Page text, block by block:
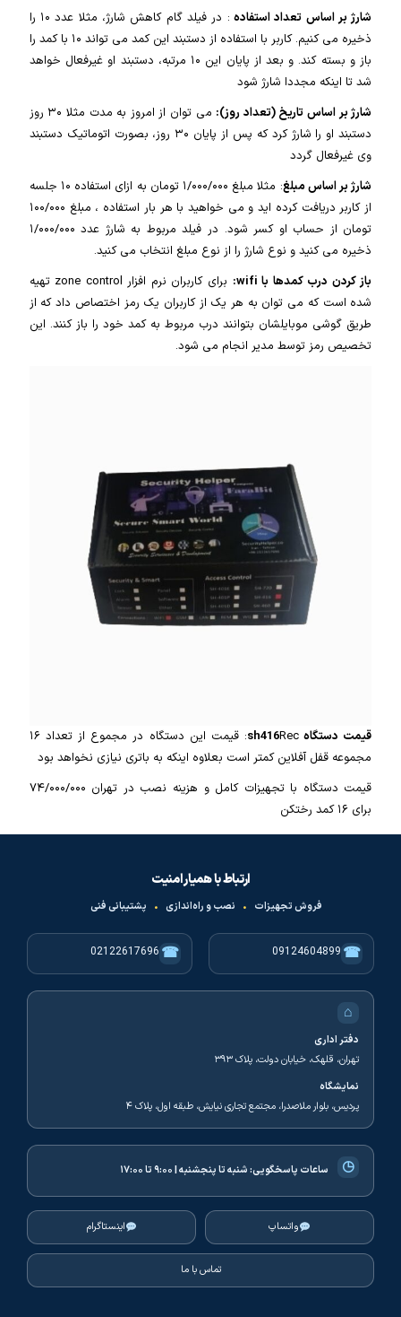
شارژ بر اساس تعداد استفاده
: در فیلد گام کاهش شارژ، مثلا عدد ۱۰ را
ذخیره می کنیم. کاربر با استفاده از دستبند این کمد می تواند ۱۰ با کمد را
باز و بسته کند. و بعد از پایان این ۱۰ مرتبه، دستبند او غیرفعال خواهد
شد تا اینکه مجددا شارژ شود
شارژ بر اساس تاریخ (تعداد روز):
می توان از امروز به مدت مثلا ۳۰ روز
دستبند او را شارژ کرد که پس از پایان ۳۰ روز، بصورت اتوماتیک دستبند
وی غیرفعال گردد
شارژ بر اساس مبلغ
: مثلا مبلغ ۱/۰۰۰/۰۰۰ تومان به ازای استفاده ۱۰ جلسه
از کاربر دریافت کرده اید و می خواهید با هر بار استفاده ، مبلغ ۱۰۰/۰۰۰
تومان از حساب او کسر شود. در فیلد مربوط به شارژ عدد ۱/۰۰۰/۰۰۰
ذخیره می کنید و نوع شارژ را از نوع مبلغ انتخاب می کنید.
باز کردن درب کمدها با wifi:
برای کاربران نرم افزار zone control تهیه
شده است که می توان به هر یک از کاربران یک رمز اختصاص داد که از
طریق گوشی موبایلشان بتوانند درب مربوط به کمد خود را باز کنند. این
تخصیص رمز توسط مدیر انجام می شود.
قیمت دستگاه sh416
Rec: قیمت این دستگاه در مجموع از تعداد ۱۶
مجموعه قفل آفلاین کمتر است بعلاوه اینکه به باتری نیازی نخواهد بود
قیمت دستگاه با تجهیزات کامل و هزینه نصب در تهران ۷۴/۰۰۰/۰۰۰
برای ۱۶ کمد رختکن
ارتباط با همیار امنیت
فروش تجهیزات • نصب و راه‌اندازی • پشتیبانی فنی
☎
09124604899
☎
02122617696
⌂
دفتر اداری
تهران، قلهک، خیابان دولت، پلاک ۳۹۳
نمایشگاه
پردیس، بلوار ملاصدرا، مجتمع تجاری نیایش، طبقه اول، پلاک ۴
◷ ساعات پاسخگویی:شنبه تا پنجشنبه | ۹:۰۰ تا ۱۷:۰۰
واتساپ اینستاگرام
تماس با ما